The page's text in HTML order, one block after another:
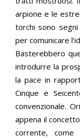
arpione e le
torchi sono segni
per comunicare
Basterebbero
introdurre la
la pace in
Cinque e
convenzionale.
appena il
corrente, come